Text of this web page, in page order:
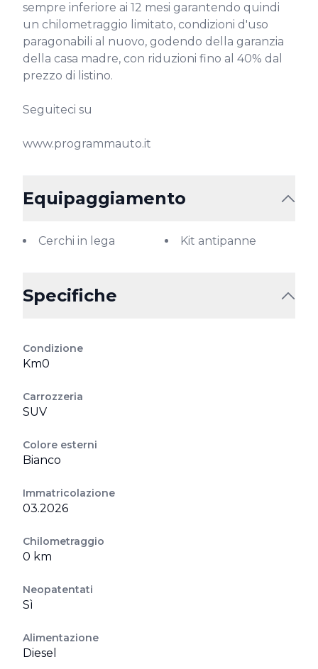
sempre inferiore ai 12 mesi garantendo quindi
un chilometraggio limitato, condizioni d'uso
paragonabili al nuovo, godendo della garanzia
della casa madre, con riduzioni fino al 40% dal
prezzo di listino.
Seguiteci su
www.programmauto.it
Equipaggiamento
Cerchi in lega Kit antipanne
Specifiche
Condizione
Km0
Carrozzeria
SUV
Colore esterni
Bianco
Immatricolazione
03.2026
Chilometraggio
0 km
Neopatentati
Sì
Alimentazione
Diesel